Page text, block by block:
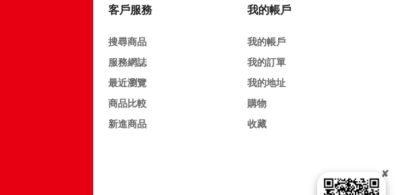
客戶服務
搜尋商品
服務網誌
最近瀏覽
商品比較
新進商品
我的帳戶
我的帳戶
我的訂單
我的地址
購物
收藏
✘